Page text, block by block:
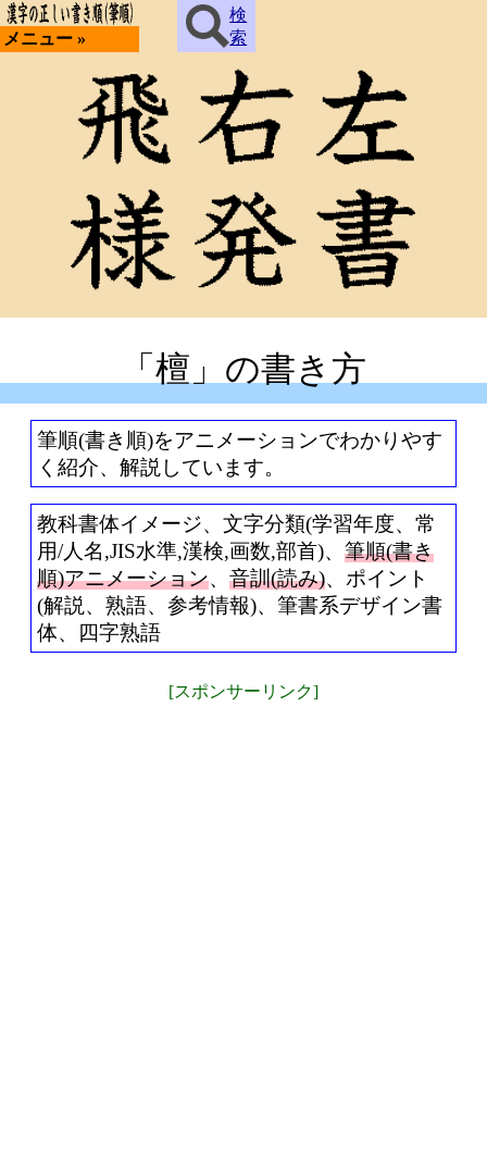
メニュー »
検
索
「檀」の書き方
筆順(書き順)をアニメーションでわかりやす
く紹介、解説しています。
教科書体イメージ、文字分類(学習年度、常
用/人名,JIS水準,漢検,画数,部首)、 筆順(書き
順)アニメーション、 音訓(読み)、ポイント
(解説、熟語、参考情報)、筆書系デザイン書
体、四字熟語
[スポンサーリンク]